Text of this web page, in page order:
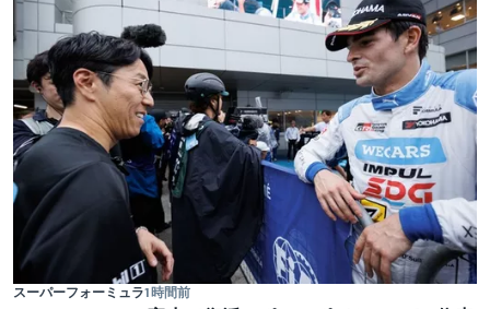
スーパーフォーミュラ1 時間前